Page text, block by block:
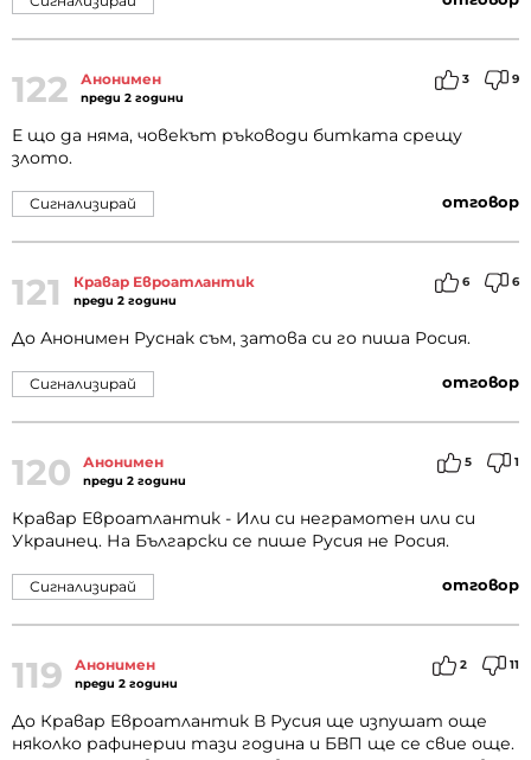
122 Анонимен
преди 2 години
3 9
Е що да няма, човекът ръководи битката срещу
злото.
отговор
Сигнализирай
121 Кравар Евроатлантик
преди 2 години
6 6
До Анонимен Руснак съм, затова си го пиша Росия.
отговор
Сигнализирай
120 Анонимен
преди 2 години
5 1
Кравар Евроатлантик - Или си неграмотен или си
Украинец. На Български се пише Русия не Росия.
отговор
Сигнализирай
119 Анонимен
преди 2 години
2 11
До Кравар Евроатлантик В Русия ще изпушат още
няколко рафинерии тази година и БВП ще се свие още.